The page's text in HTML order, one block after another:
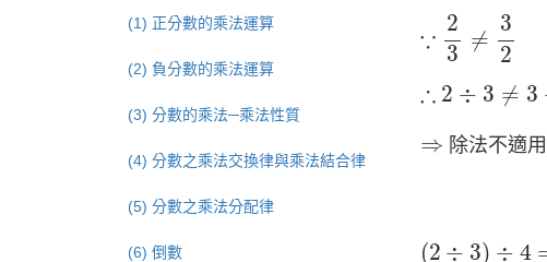
∵
2
3
≠
3
2
23 2
∴ 2 ÷ 3 ≠ 3
∴2 ÷3 ≠ ÷ 2
⇒
⇒ 除法不適
(2 ÷ 3) ÷ 4
(1) 正分數的乘法運算
(2) 負分數的乘法運算
(3) 分數的乘法─乘法性質
(4) 分數之乘法交換律與乘法結合律
(5) 分數之乘法分配律
(6) 倒數